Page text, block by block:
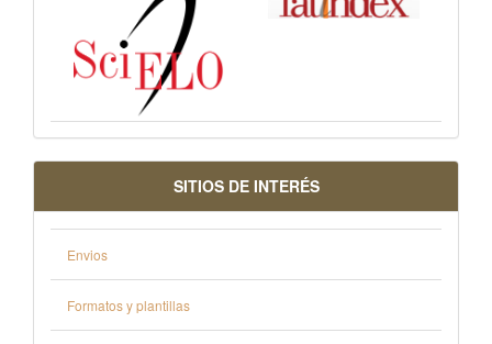
SITIOS DE INTERÉS
Envios
Formatos y plantillas